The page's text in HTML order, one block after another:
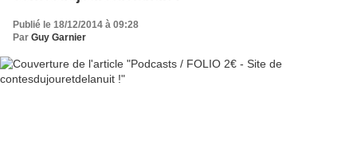
Publié le 18/12/2014 à 09:28
Par Guy Garnier